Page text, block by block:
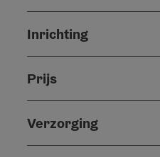
Inrichting
Prijs
Verzorging